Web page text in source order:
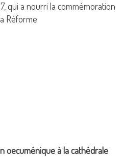
qui a nourri la commémoration
Réforme
oecuménique à la cathédrale